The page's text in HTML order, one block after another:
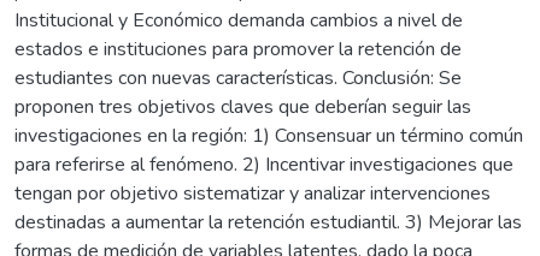
Institucional y Económico demanda cambios a nivel de
estados e instituciones para promover la retención de
estudiantes con nuevas características. Conclusión: Se
proponen tres objetivos claves que deberían seguir las
investigaciones en la región: 1) Consensuar un término común
para referirse al fenómeno. 2) Incentivar investigaciones que
tengan por objetivo sistematizar y analizar intervenciones
destinadas a aumentar la retención estudiantil. 3) Mejorar las